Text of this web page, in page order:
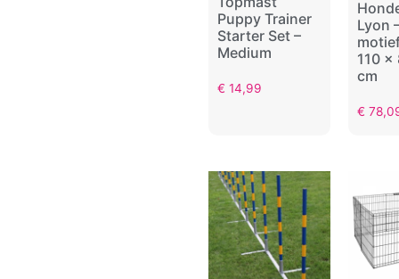
Puppy Trainer
Starter Set –
Medium
€ 14,99
Lyon
110
cm
€